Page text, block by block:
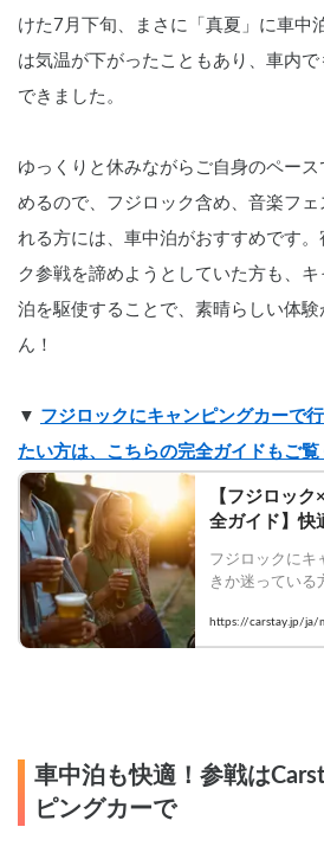
けた7月下旬、まさに「真夏」に車中
は気温が下がったこともあり、車内
できました。
ゆっくりと休みながらご自身のペー
めるので、フジロック含め、音楽フェ
れる方には、車中泊がおすすめです
ク参戦を諦めようとしていた方も、
泊を駆使することで、素晴らしい体
ん！
▼ フジロックにキャンピングカーで
たい方は、こちらの完全ガイドもご覧
【フジロッ
全ガイド】快
策・宿/ホテ
VANLIFE
フジロックにキ
きか迷っている
対策、向いてい
まとめて解説。
https://carstay.jp/ja/
campingcar-guide/
車中泊も快適！参戦は
ピングカーで